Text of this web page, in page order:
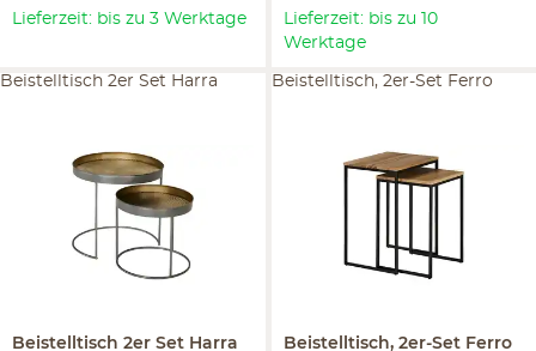
Lieferzeit: bis zu 3 Werktage
Lieferzeit: bis zu 10
Werktage
Beistelltisch 2er Set Harra
Beistelltisch 2er Set Harra
Beistelltisch, 2er-Set Ferro
Beistelltisch, 2er-Set Ferro